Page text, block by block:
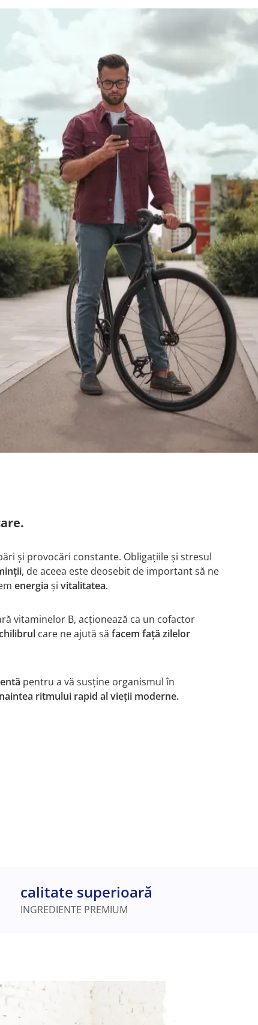
și provocări constante. Obligațiile și stresul
, de aceea este deosebit de important să ne
energiașivitalitatea.
vitaminelor B, acționează ca un cofactor
care ne ajută să facem față zilelor
pentru a vă susține organismul în
ritmului rapid al vieții moderne.
calitate superioară
INGREDIENTE PREMIUM